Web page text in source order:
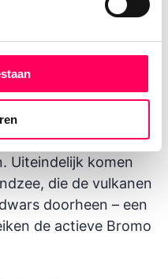
Tumpang, aan de
Park. Hier stappen
en rijden het
bergen en
mogelijkheid om
Uiteindelijk komen
die de vulkanen
doorheen – een
de actieve Bromo